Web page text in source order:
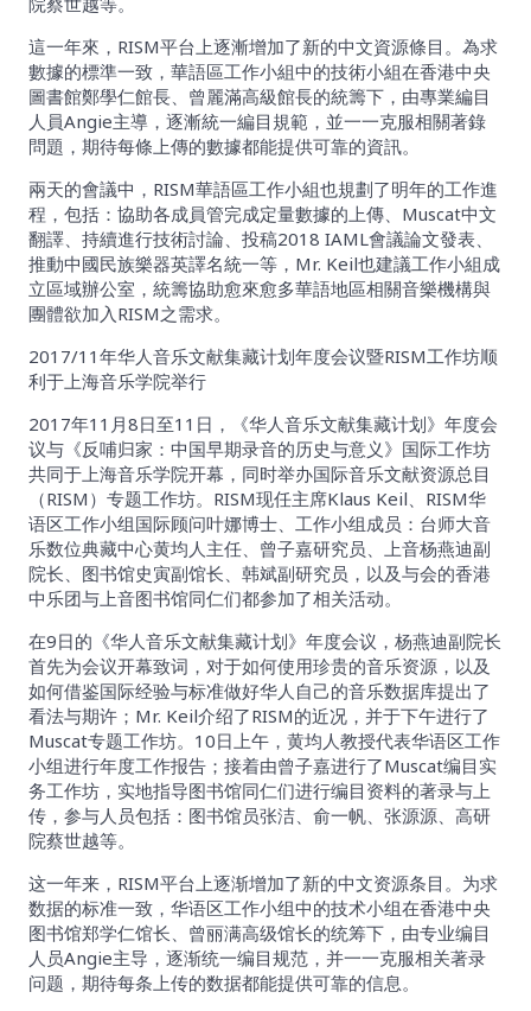
這一年來，RISM平台上逐漸增加了新的中文資源條目。為求
數據的標準一致，華語區工作小組中的技術小組在香港中央
圖書館鄭學仁館長、曾麗滿高級館長的統籌下，由專業編目
人員Angie主導，逐漸統一編目規範，並一一克服相關著錄
問題，期待每條上傳的數據都能提供可靠的資訊。
兩天的會議中，RISM華語區工作小組也規劃了明年的工作進
程，包括：協助各成員管完成定量數據的上傳、Muscat中文
翻譯、持續進行技術討論、投稿2018 IAML會議論文發表、
推動中國民族樂器英譯名統一等，Mr. Keil也建議工作小組成
立區域辦公室，統籌協助愈來愈多華語地區相關音樂機構與
團體欲加入RISM之需求。
2017/11年华人音乐文献集藏计划年度会议暨RISM工作坊顺
利于上海音乐学院举行
2017年11月8日至11日，《华人音乐文献集藏计划》年度会
议与《反哺归家：中国早期录音的历史与意义》国际工作坊
共同于上海音乐学院开幕，同时举办国际音乐文献资源总目
（RISM）专题工作坊。RISM现任主席Klaus Keil、RISM华
语区工作小组国际顾问叶娜博士、工作小组成员：台师大音
乐数位典藏中心黄均人主任、曾子嘉研究员、上音杨燕迪副
院长、图书馆史寅副馆长、韩斌副研究员，以及与会的香港
中乐团与上音图书馆同仁们都参加了相关活动。
在9日的《华人音乐文献集藏计划》年度会议，杨燕迪副院长
首先为会议开幕致词，对于如何使用珍贵的音乐资源，以及
如何借鉴国际经验与标准做好华人自己的音乐数据库提出了
看法与期许；Mr. Keil介绍了RISM的近况，并于下午进行了
Muscat专题工作坊。10日上午，黄均人教授代表华语区工作
小组进行年度工作报告；接着由曾子嘉进行了Muscat编目实
务工作坊，实地指导图书馆同仁们进行编目资料的著录与上
传，参与人员包括：图书馆员张洁、俞一帆、张源源、高研
院蔡世越等。
这一年来，RISM平台上逐渐增加了新的中文资源条目。为求
数据的标准一致，华语区工作小组中的技术小组在香港中央
图书馆郑学仁馆长、曾丽满高级馆长的统筹下，由专业编目
人员Angie主导，逐渐统一编目规范，并一一克服相关著录
问题，期待每条上传的数据都能提供可靠的信息。